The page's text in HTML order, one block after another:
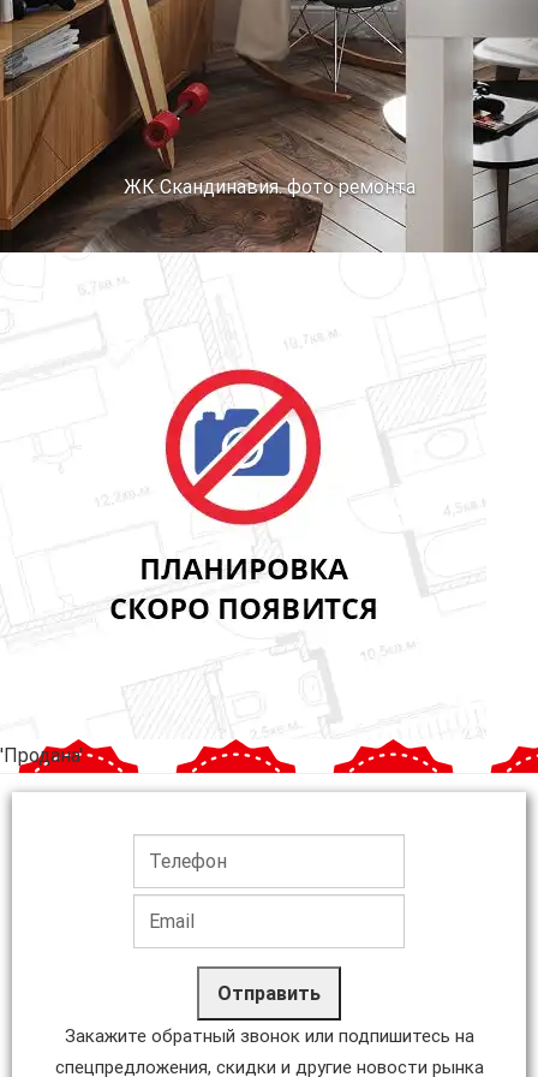
ЖК Скандинавия. фото ремонта
'Продана'
Отправить
Закажите обратный звонок или подпишитесь на
спецпредложения, скидки и другие новости рынка